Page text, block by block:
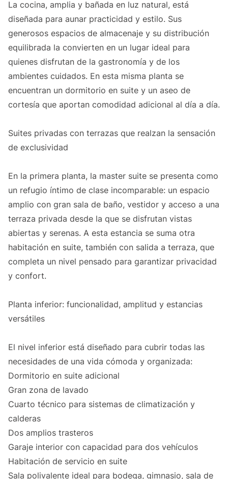
La cocina, amplia y bañada en luz natural, está
diseñada para aunar practicidad y estilo. Sus
generosos espacios de almacenaje y su distribución
equilibrada la convierten en un lugar ideal para
quienes disfrutan de la gastronomía y de los
ambientes cuidados. En esta misma planta se
encuentran un dormitorio en suite y un aseo de
cortesía que aportan comodidad adicional al día a día.
Suites privadas con terrazas que realzan la sensación
de exclusividad
En la primera planta, la master suite se presenta como
un refugio íntimo de clase incomparable: un espacio
amplio con gran sala de baño, vestidor y acceso a una
terraza privada desde la que se disfrutan vistas
abiertas y serenas. A esta estancia se suma otra
habitación en suite, también con salida a terraza, que
completa un nivel pensado para garantizar privacidad
y confort.
Planta inferior: funcionalidad, amplitud y estancias
versátiles
El nivel inferior está diseñado para cubrir todas las
necesidades de una vida cómoda y organizada:
Dormitorio en suite adicional
Gran zona de lavado
Cuarto técnico para sistemas de climatización y
calderas
Dos amplios trasteros
Garaje interior con capacidad para dos vehículos
Habitación de servicio en suite
Sala polivalente ideal para bodega, gimnasio, sala de